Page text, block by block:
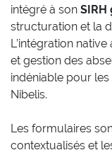
intégré à son SIRH
structuration et la
L’intégration
et gestion des
indéniable pour
Nibelis.
Les formulaires
contextualisés et